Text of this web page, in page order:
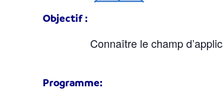
Objectif :
Connaître le champ
Programme: